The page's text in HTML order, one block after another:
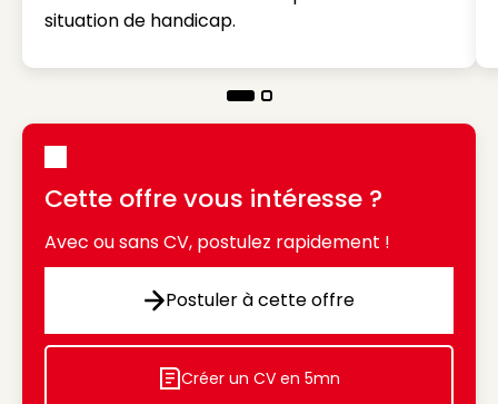
situation de handicap.
Cette offre vous intéresse ?
Avec ou sans CV, postulez rapidement !
Postuler à cette offre
Postuler à cette offre
Icon decorative
Créer un CV en 5mn